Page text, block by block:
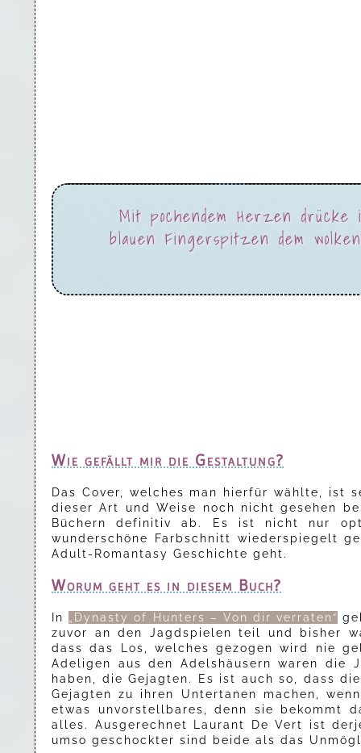
Mit pochendem Herzen
blauen Fingerspitzen dem
Wie gefällt mir die Gestaltung?
Das Cover, welches man hierfür wählte, ist
dieser Art und Weise noch nicht gesehen
Büchern definitiv ab. Es ist nicht nur
wunderschöne Farbschnitt wiederspiegelt
Adult-Romantasy Geschichte geht.
Worum geht es in diesem Buch?
In „Dynasty of Hunters – Von dir verraten“
zuvor an den Jagdspielen teil und bisher
dass das Los, welches gezogen wird nie
Adeligen aus den Adelshäusern waren
haben, die Gejagten. Es ist auch so, dass
Gejagten zu ihren Untertanen machen,
etwas unvorstellbares, denn sie bekommt
alles. Ausgerechnet Laurant De Vert ist
umso geschockter sind beide als das